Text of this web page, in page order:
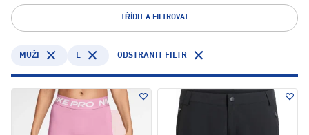
TŘÍDIT A FILTROVAT
MUŽI L ODSTRANIT FILTR